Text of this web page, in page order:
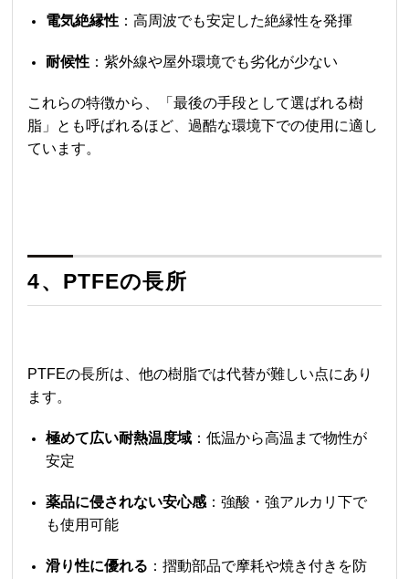
電気絶縁性 ：高周波でも安定した絶縁性を発揮
耐候性 ：紫外線や屋外環境でも劣化が少ない
これらの特徴から、「最後の手段として選ばれる樹
脂」とも呼ばれるほど、過酷な環境下での使用に適し
ています。
4、PTFEの長所
PTFEの長所は、他の樹脂では代替が難しい点にあり
ます。
極めて広い耐熱温度域 ：低温から高温まで物性が
安定
薬品に侵されない安心感 ：強酸・強アルカリ下で
も使用可能
滑り性に優れる ：摺動部品で摩耗や焼き付きを防